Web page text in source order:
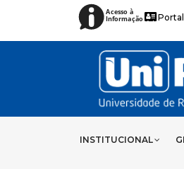
Acesso à
Informação
INSTITUCIONAL